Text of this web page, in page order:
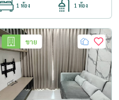
1 ห้อง 1 ห้อง
ขาย